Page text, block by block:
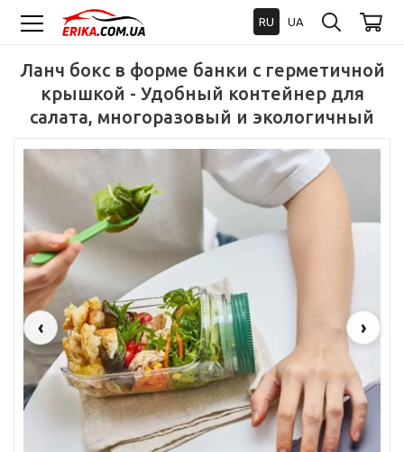
RU UA
Ланч бокс в форме банки с герметичной
крышкой - Удобный контейнер для
салата, многоразовый и экологичный
‹ ›